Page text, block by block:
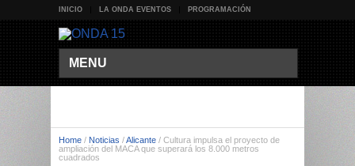
INICIO LA ONDA EVENTOS PROGRAMACIÓN
MENU
Home / Noticias /Alicante / Cultura impulsa el proyecto de
ampliación del MACA que superará los 8.000 metros
cuadrados